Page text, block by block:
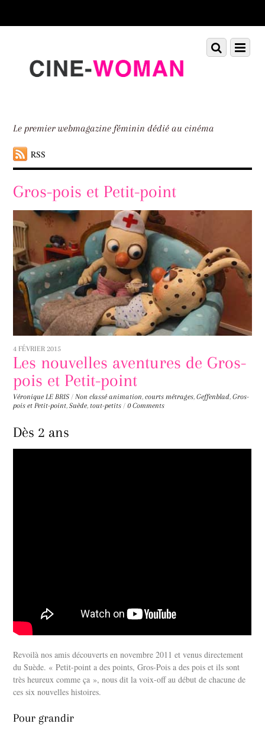
down
Le premier webmagazine féminin dédié au cinéma
RSS
Menu
Scroll
down
Gros-pois et Petit-point
4 FÉVRIER 2015
Les nouvelles aventures de Gros-
pois et Petit-point
Véronique LE BRIS / Non classé animation,courts métrages,Geffenblad,Gros-
pois et Petit-point,Suède, tout-petits / 0 Comments
Dès 2 ans
Revoilà nos amis découverts en novembre 2011 et venus directement
du Suède. « Petit-point a des points, Gros-Pois a des pois et ils sont
très heureux comme ça », nous dit la voix-off au début de chacune de
ces six nouvelles histoires.
Pour grandir